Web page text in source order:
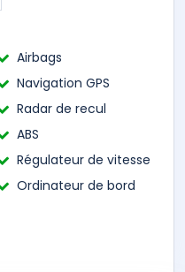
Airbags
Navigation GPS
Radar de recul
ABS
Régulateur de vitesse
Ordinateur de bord